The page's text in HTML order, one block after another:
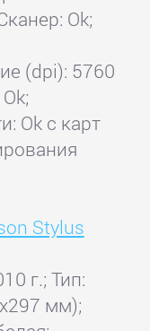
Ok;
(dpi): 5760
Ok с карт
Stylus
г.; Тип:
мм);